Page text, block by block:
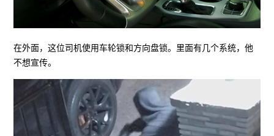
在外面，这位司机使用车轮锁和方向盘锁。里面有几个系统，他
不想宣传。